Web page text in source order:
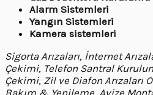
Alarm Sistemleri
Yangın Sistemleri
Kamera sistemleri
Sigorta Arızaları, İnternet
Çekimi, Telefon Santral
Çekimi, Zil ve Diafon Arızaları